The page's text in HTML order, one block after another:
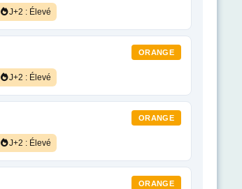
J+2 : Élevé
ORANGE
J+2 : Élevé
ORANGE
J+2 : Élevé
ORANGE